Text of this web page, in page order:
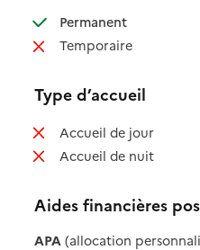
Permanent: disponible
Temporaire: non disponible
Type d’accueil
Accueil de jour
: non
Accueil de nuit
: non
Aides financières
APA (allocation